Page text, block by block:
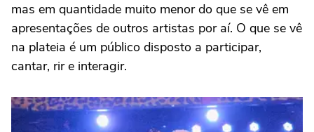
mas em quantidade muito menor do que se vê em
apresentações de outros artistas por aí. O que se vê
na plateia é um público disposto a participar,
cantar, rir e interagir.